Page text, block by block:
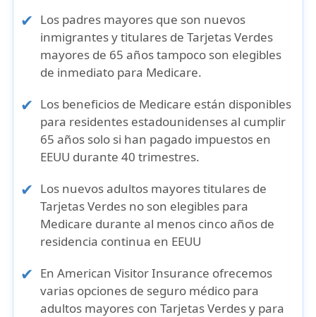
Los padres mayores que son nuevos
inmigrantes y titulares de Tarjetas Verdes
mayores de 65 años tampoco son elegibles
de inmediato para Medicare.
Los beneficios de Medicare están disponibles
para residentes estadounidenses al cumplir
65 años solo si han pagado impuestos en
EEUU durante 40 trimestres.
Los nuevos adultos mayores titulares de
Tarjetas Verdes no son elegibles para
Medicare durante al menos cinco años de
residencia continua en EEUU
EnAmerican Visitor Insurance ofrecemos
varias opciones de seguro médico para
adultos mayores con Tarjetas Verdesy para